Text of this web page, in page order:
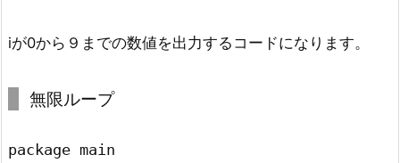
iが0から９までの数値を出力するコードになります。
無限ループ
package main